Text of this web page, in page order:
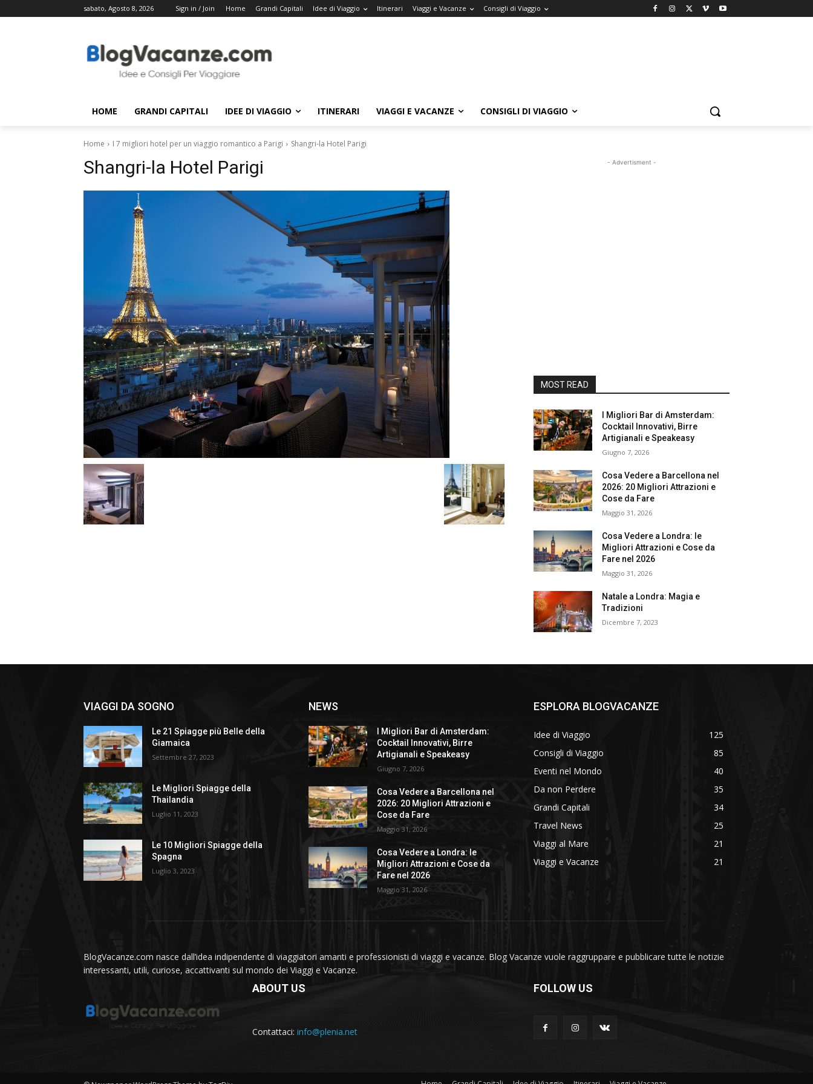
sabato, Agosto 8, 2026 Sign in / Join Home Grandi Capitali Idee di Viaggio Itinerari Viaggi e Vacanze Consigli di Viaggio
HOME GRANDI CAPITALI IDEE DI VIAGGIO ITINERARI VIAGGI E VACANZE CONSIGLI DI VIAGGIO
Home I 7 migliori hotel per un viaggio romantico a Parigi Shangri-la Hotel Parigi
Shangri-la Hotel Parigi - Advertisment -
MOST READ
I Migliori Bar di Amsterdam:
Cocktail Innovativi, Birre
Artigianali e Speakeasy
Giugno 7, 2026
Cosa Vedere a Barcellona nel
2026: 20 Migliori Attrazioni e
Cose da Fare
Maggio 31, 2026
Cosa Vedere a Londra: le
Migliori Attrazioni e Cose da
Fare nel 2026
Maggio 31, 2026
Natale a Londra: Magia e
Tradizioni
Dicembre 7, 2023
VIAGGI DA SOGNO
Le 21 Spiagge più Belle della
Giamaica
Settembre 27, 2023
Le Migliori Spiagge della
Thailandia
Luglio 11, 2023
Le 10 Migliori Spiagge della
Spagna
Luglio 3, 2023
NEWS
I Migliori Bar di Amsterdam:
Cocktail Innovativi, Birre
Artigianali e Speakeasy
Giugno 7, 2026
Cosa Vedere a Barcellona nel
2026: 20 Migliori Attrazioni e
Cose da Fare
Maggio 31, 2026
Cosa Vedere a Londra: le
Migliori Attrazioni e Cose da
Fare nel 2026
Maggio 31, 2026
ESPLORA BLOGVACANZE
Idee di Viaggio
125
Consigli di Viaggio
85
Eventi nel Mondo
40
Da non Perdere
35
Grandi Capitali
34
Travel News
25
Viaggi al Mare
21
Viaggi e Vacanze
21
BlogVacanze.com nasce dall’idea indipendente di viaggiatori amanti e professionisti di viaggi e vacanze. Blog Vacanze vuole raggruppare e pubblicare tutte le notizie
interessanti, utili, curiose, accattivanti sul mondo dei Viaggi e Vacanze.
ABOUT US
Contattaci: info@plenia.net
FOLLOW US